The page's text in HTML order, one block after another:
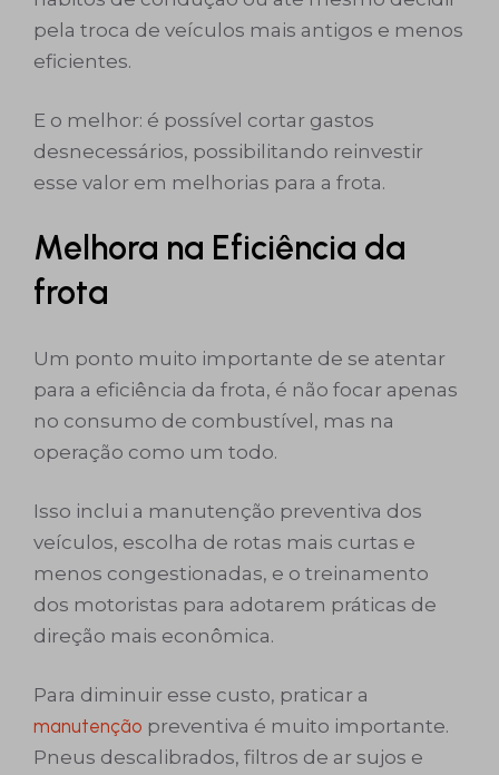
pela troca de veículos mais antigos e menos
eficientes.
E o melhor: é possível cortar gastos
desnecessários, possibilitando reinvestir
esse valor em melhorias para a frota.
Melhora na Eficiência da
frota
Um ponto muito importante de se atentar
para a eficiência da frota, é não focar apenas
no consumo de combustível, mas na
operação como um todo.
Isso inclui a manutenção preventiva dos
veículos, escolha de rotas mais curtas e
menos congestionadas, e o treinamento
dos motoristas para adotarem práticas de
direção mais econômica.
Para diminuir esse custo, praticar a
manutenção preventiva é muito importante.
Pneus descalibrados, filtros de ar sujos e